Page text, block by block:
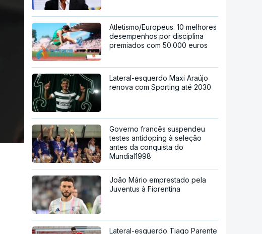
Atletismo/Europeus. 10 melhores
desempenhos por disciplina
premiados com 50.000 euros
Lateral-esquerdo Maxi Araújo
renova com Sporting até 2030
Governo francês suspendeu
testes antidoping à seleção
antes da conquista do
Mundial1998
João Mário emprestado pela
Juventus à Fiorentina
Lateral-esquerdo Tiago Parente